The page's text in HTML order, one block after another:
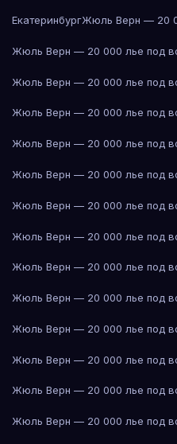
ЕкатеринбургЖюль Верн — 20
Жюль Верн — 20 000 лье под
Жюль Верн — 20 000 лье под
Жюль Верн — 20 000 лье под
Жюль Верн — 20 000 лье под
Жюль Верн — 20 000 лье под
Жюль Верн — 20 000 лье под
Жюль Верн — 20 000 лье под
Жюль Верн — 20 000 лье под
Жюль Верн — 20 000 лье под
Жюль Верн — 20 000 лье под
Жюль Верн — 20 000 лье под
Жюль Верн — 20 000 лье под
Жюль Верн — 20 000 лье под